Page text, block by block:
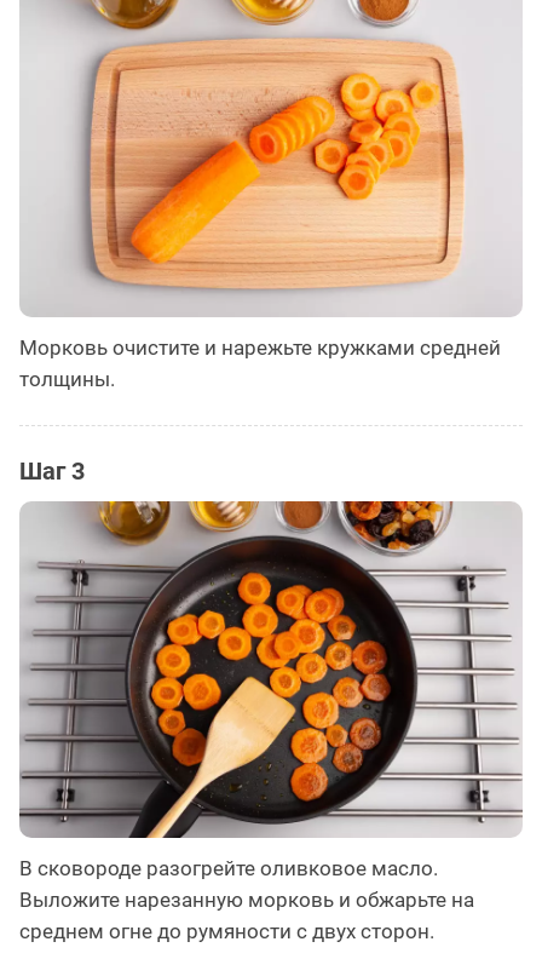
Морковь очистите и нарежьте кружками средней
толщины.
Шаг 3
В сковороде разогрейте оливковое масло.
Выложите нарезанную морковь и обжарьте на
среднем огне до румяности с двух сторон.